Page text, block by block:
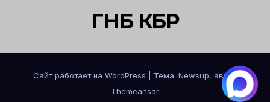
ГНБ КБР
Сайт работает на WordPress
Тема: Newsup, автор
Themeansar